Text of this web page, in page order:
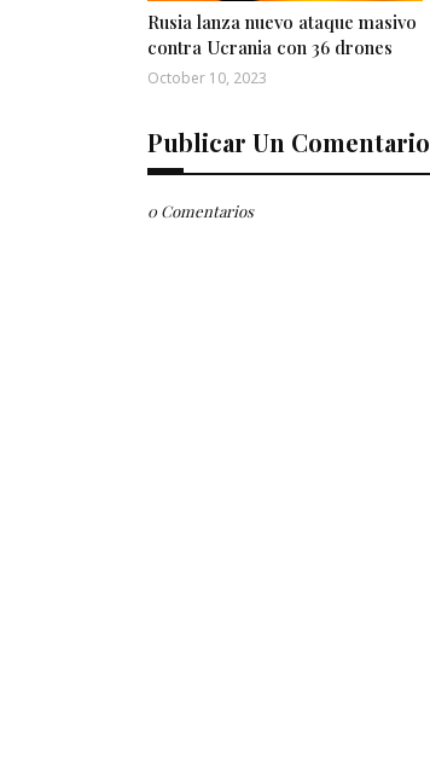
Rusia lanza nuevo ataque masivo
contra Ucrania con 36 drones
October 10, 2023
Publicar Un Comentario
0 Comentarios